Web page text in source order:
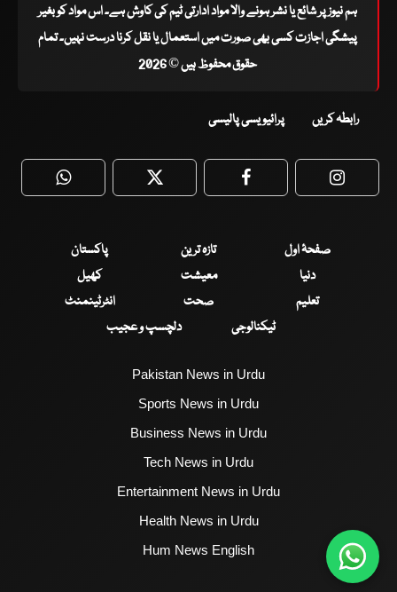
ہم نیوز پر شائع یا نشر ہونے والا مواد ادارتی ٹیم کی کاوش ہے۔ اس مواد کو بغیر
پیشگی اجازت کسی بھی صورت میں استعمال یا نقل کرنا درست نہیں۔ تمام
حقوق محفوظ ہیں © 2026
رابطہ کریں پرائیویسی پالیسی
WhatsApp Twitter Facebook
صفحۂ اول تازہ ترین
پاکستان
دنیا
معیشت
کھیل
تعلیم
صحت
انٹرٹینمنٹ
ٹیکنالوجی
دلچسپ و عجیب
Pakistan News in Urdu
Sports News in Urdu
Business News in Urdu
Tech News in Urdu
Entertainment News in Urdu
Health News in Urdu
Hum News English